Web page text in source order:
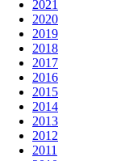
2021
2020
2019
2018
2017
2016
2015
2014
2013
2012
2011